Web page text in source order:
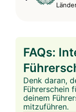
FAQs:
Denk daran,
Führerschein
deinem
mitzuführen.